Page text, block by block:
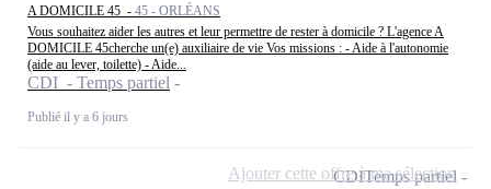
A DOMICILE 45 - 45 - ORLÉANS
Vous souhaitez aider les autres et leur permettre de rester à domicile ? L'agence A
DOMICILE 45cherche un(e) auxiliaire de vie Vos missions : - Aide à l'autonomie
(aide au lever, toilette) - Aide...
CDI - Temps partiel
Publié il y a 6 jours
CDITemps partiel
Ajouter cette offre à ma sélection